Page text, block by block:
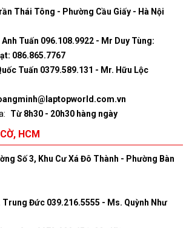
Thái Tông - Phường Cầu Giấy - Hà Nội
Anh Tuấn 096.108.9922 - Mr Duy Tùng:
086.865.7767
Tuấn 0379.589.131 - Mr. Hữu Lộc
Từ 8h30 - 20h30 hàng ngày
HCM
Số 3, Khu Cư Xá Đô Thành - Phường Bàn
Trung Đức 039.216.5555 - Ms. Quỳnh Như